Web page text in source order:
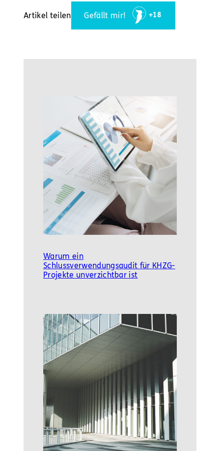
Artikel teilen Gefällt mir! +18
Warum ein
Schlussverwendungsaudit für KHZG-
Projekte unverzichtbar ist